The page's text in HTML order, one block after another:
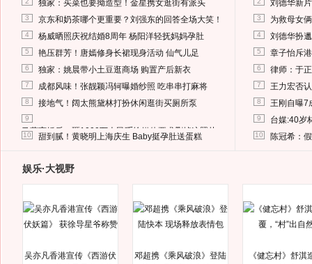
独家：买菜也要拗造型！金星携女逛街有派头
3 京东和奶茶哪个更重要？刘强东的回答全场大笑！
4 杨威晒照庆祝结婚8周年 杨阳洋轻抚妈妈孕肚
5 艳压群芳！唐嫣修身长裙现身活动 仙气儿足
6 独家：姚晨带小土豆逛商场 购置产后新衣
7 成都风味！张靓颖冯轲曝婚纱照 吃串串打麻将
8 接地气！阔太熊黛林打扮休闲逛街买厕所泵
9
马蓉离婚后，砸1000万人民币给媒体要求删掉这照片
10 甜到腻！黄晓明上海庆生 Baby挺孕肚送蛋糕
刘德华新
3 为救母女
4 刘德华扮
5 章子怡斥
6 律师：于
7 王力宏否
8 王刚自曝7
9 台媒:40岁
10 陈冠希：
娱乐·大视野
吴亦凡香港宣传《西游伏
邓超携《乘风破浪》登陆
《健忘村》舒淇